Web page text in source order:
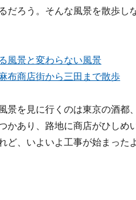
だろう。そんな風景を散歩し
風景と変わらない風景
布商店街から三田まで散歩
景を見に行くのは東京の酒都
かあり、路地に商店がひしめ
ど、いよいよ工事が始まった